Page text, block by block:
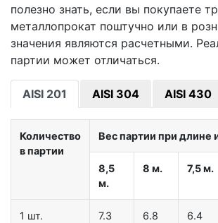
полезно знать, если вы покупаете
металлопрокат поштучно или в
значения являются расчетными.
партии может отличаться.
AISI 201 AISI 304 AISI 430
Количество
в партии
Вес партии при длине
8,5
м.
8 м. 7,5 м.
1 шт.
7.3
6.8
6.4